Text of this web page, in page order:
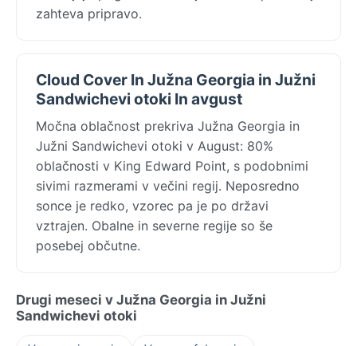
zahteva pripravo.
Cloud Cover In Južna Georgia in Južni
Sandwichevi otoki In avgust
Močna oblačnost prekriva Južna Georgia in
Južni Sandwichevi otoki v August: 80%
oblačnosti v King Edward Point, s podobnimi
sivimi razmerami v večini regij. Neposredno
sonce je redko, vzorec pa je po državi
vztrajen. Obalne in severne regije so še
posebej občutne.
Drugi meseci v Južna Georgia in Južni
Sandwichevi otoki